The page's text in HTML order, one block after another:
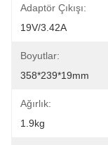
Adaptör Çıkışı:
19V/3.42A
Boyutlar:
358*239*19mm
Ağırlık:
1.9kg